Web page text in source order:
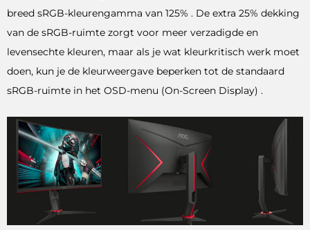
breed sRGB-kleurengamma van 125% . De extra 25% dekking
van de sRGB-ruimte zorgt voor meer verzadigde en
levensechte kleuren, maar als je wat kleurkritisch werk moet
doen, kun je de kleurweergave beperken tot de standaard
sRGB-ruimte in het OSD-menu (On-Screen Display) .